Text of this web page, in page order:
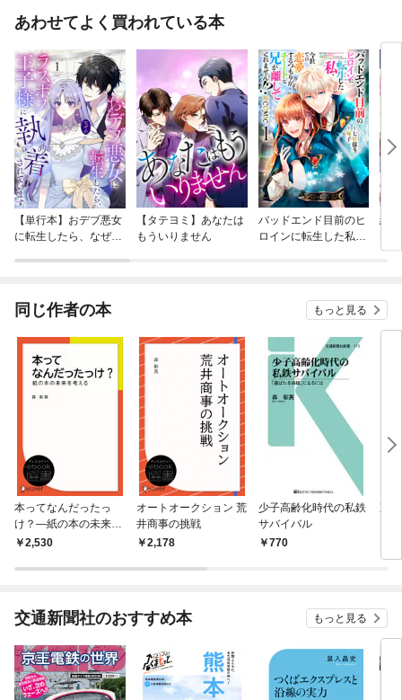
あわせてよく買われている本
【単行本】おデブ悪女
に転生したら、なぜか
【タテヨミ】あなたは
もういりません
バッドエンド目前のヒ
ロインに転生した私、
結
同じ作者の本 もっと見る
本ってなんだったっ
け？―紙の本の未来を
考える
2,530
オートオークション 荒
井商事の挑戦
2,178
少子高齢化時代の私鉄
サバイバル
770
東
し
交通新聞社のおすすめ本 もっと見る